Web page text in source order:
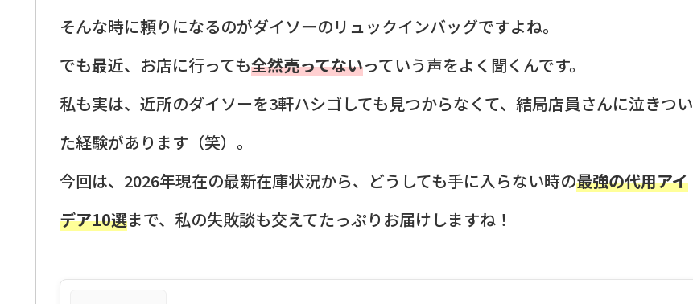
そんな時に頼りになるのがダイソーのリュックインバッグですよね。
でも最近、お店に行っても全然売ってないっていう声をよく聞くんです。
私も実は、近所のダイソーを3軒ハシゴしても見つからなくて、結局店員さんに泣きつい
た経験があります（笑）。
今回は、2026年現在の最新在庫状況から、どうしても手に入らない時の最強の代用アイ
デア10選まで、私の失敗談も交えてたっぷりお届けしますね！